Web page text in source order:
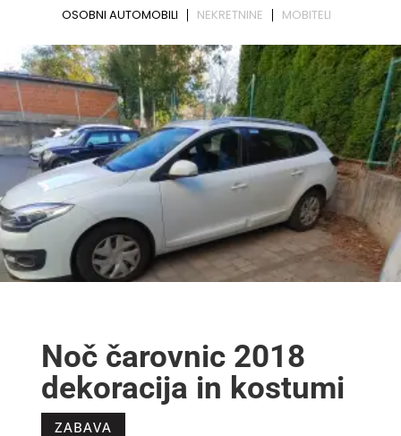
Noč čarovnic 2018
dekoracija in kostumi
ZABAVA